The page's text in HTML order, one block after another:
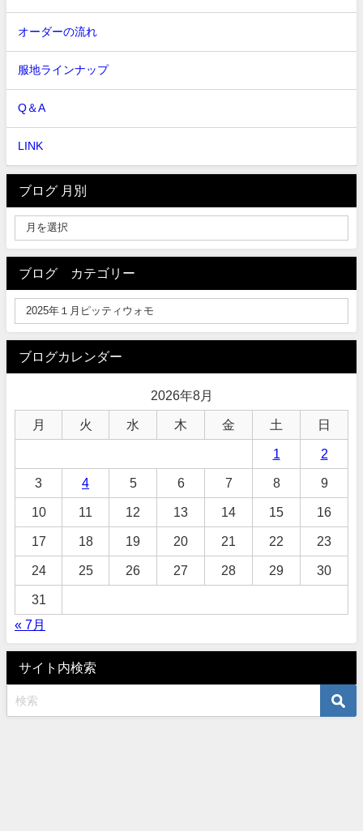
オーダーの流れ
服地ラインナップ
Q＆A
LINK
ブログ 月別
ブログ カテゴリー
ブログカレンダー
2026年8月
月 火 水 木 金 土 日
1 2
3 4 5 6 7 8 9
10 11 12 13 14 15 16
17 18 19 20 21 22 23
24 25 26 27 28 29 30
31
« 7月
サイト内検索